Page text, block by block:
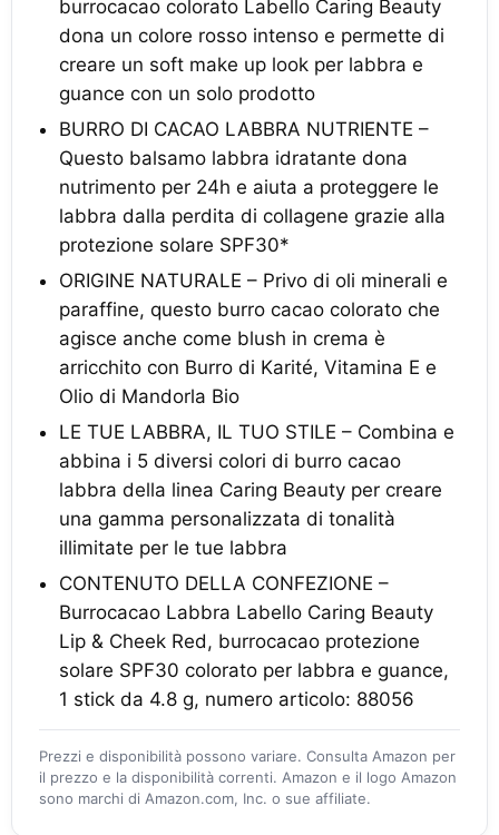
burrocacao colorato Labello Caring Beauty
dona un colore rosso intenso e permette di
creare un soft make up look per labbra e
guance con un solo prodotto
BURRO DI CACAO LABBRA NUTRIENTE –
Questo balsamo labbra idratante dona
nutrimento per 24h e aiuta a proteggere le
labbra dalla perdita di collagene grazie alla
protezione solare SPF30*
ORIGINE NATURALE – Privo di oli minerali e
paraffine, questo burro cacao colorato che
agisce anche come blush in crema è
arricchito con Burro di Karité, Vitamina E e
Olio di Mandorla Bio
LE TUE LABBRA, IL TUO STILE – Combina e
abbina i 5 diversi colori di burro cacao
labbra della linea Caring Beauty per creare
una gamma personalizzata di tonalità
illimitate per le tue labbra
CONTENUTO DELLA CONFEZIONE –
Burrocacao Labbra Labello Caring Beauty
Lip & Cheek Red, burrocacao protezione
solare SPF30 colorato per labbra e guance,
1 stick da 4.8 g, numero articolo: 88056
Prezzi e disponibilità possono variare. Consulta Amazon per
il prezzo e la disponibilità correnti. Amazon e il logo Amazon
sono marchi di Amazon.com, Inc. o sue affiliate.